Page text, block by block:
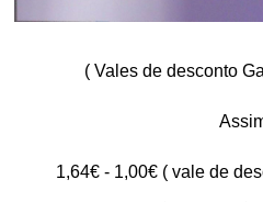
( Vales de desconto
1,64€ - 1,00€ ( vale de